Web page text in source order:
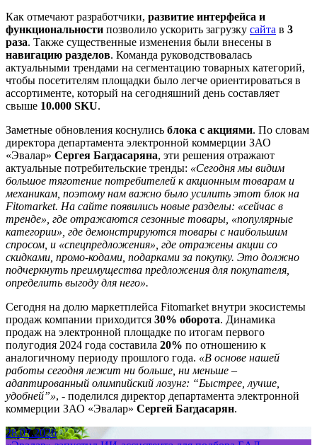
Как отмечают разработчики, развитие интерфейса и
функциональности позволило ускорить загрузку сайта в 3
раза. Также существенные изменения были внесены в
навигацию разделов. Команда руководствовалась
актуальными трендами на сегментацию товарных категорий,
чтобы посетителям площадки было легче ориентироваться в
ассортименте, который на сегодняшний день составляет
свыше 10.000 SKU.
Заметные обновления коснулись блока с акциями. По словам
директора департамента электронной коммерции ЗАО
«Эвалар» Сергея Багдасаряна, эти решения отражают
актуальные потребительские тренды: «Сегодня мы видим
большое тяготение потребителей к акционным товарам и
механикам, поэтому нам важно было усилить этот блок на
Fitomarket. На сайте появились новые разделы: «сейчас в
тренде», где отражаются сезонные товары, «популярные
категории», где демонстрируются товары с наибольшим
спросом, и «спецпредложения», где отражены акции со
скидками, промо-кодами, подарками за покупку. Это должно
подчеркнуть преимущества предложения для покупателя,
определить выгоду для него».
Сегодня на долю маркетплейса Fitomarket внутри экосистемы
продаж компании приходится 30% оборота. Динамика
продаж на электронной площадке по итогам первого
полугодия 2024 года составила 20% по отношению к
аналогичному периоду прошлого года. «В основе нашей
работы сегодня лежит ни больше, ни меньше –
адаптированный олимпийский лозунг: “Быстрее, лучше,
удобней”», - поделился директор департамента электронной
коммерции ЗАО «Эвалар» Сергей Багдасарян.
28.07.2026